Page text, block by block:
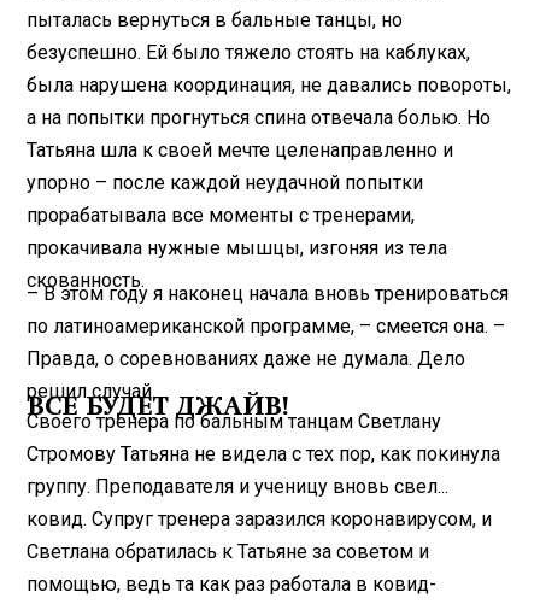
пыталась вернуться в бальные танцы, но
безуспешно. Ей было тяжело стоять на каблуках,
была нарушена координация, не давались повороты,
а на попытки прогнуться спина отвечала болью. Но
Татьяна шла к своей мечте целенаправленно и
упорно – после каждой неудачной попытки
прорабатывала все моменты с тренерами,
прокачивала нужные мышцы, изгоняя из тела
скованность.
– В этом году я наконец начала вновь тренироваться
по латиноамериканской программе, – смеется она. –
Правда, о соревнованиях даже не думала. Дело
решил случай.
ВСЕ БУДЕТ ДЖАЙВ!
Своего тренера по бальным танцам Светлану
Стромову Татьяна не видела с тех пор, как покинула
группу. Преподавателя и ученицу вновь свел...
ковид. Супруг тренера зара­зился коронавирусом, и
Светлана обратилась к Татьяне за советом и
помощью, ведь та как раз работала в ковид-